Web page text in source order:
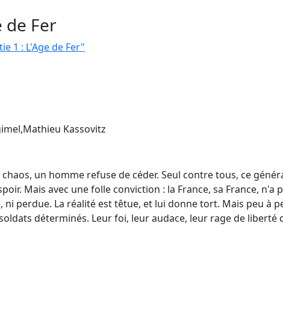
de Fer
1 : L'Age de Fer"
Kassovitz
un homme refuse de céder. Seul contre tous, ce
Mais avec une folle conviction : la France, sa France,
perdue. La réalité est têtue, et lui donne tort. Mais peu à
déterminés. Leur foi, leur audace, leur rage de